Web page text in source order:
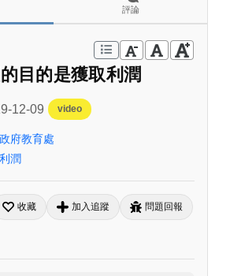
評論
目的是獲取利潤
12-09
video
府教育處
利潤
收藏 加入追蹤 問題回報